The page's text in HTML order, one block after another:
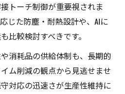
トーチ制御が重要視されま
じた防塵・耐熱設計や、AIに
比較検討すべきです。
消耗品の供給体制も、長期的
ム削減の観点から見逃せませ
対応の迅速さが生産性維持に